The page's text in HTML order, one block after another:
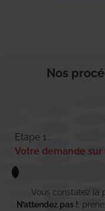
Nos
Etape 1 :
Votre demande sur
Vous constatez la
N’attendez pas ! ,